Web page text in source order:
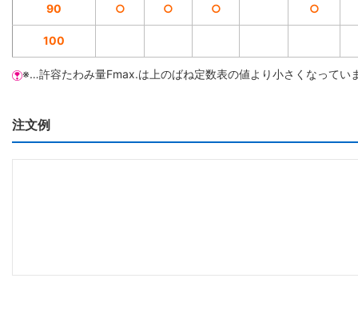
90 ○ ○ ○ ○
100
※…許容たわみ量Fmax.は上のばね定数表の値より小さくなってい
注文例